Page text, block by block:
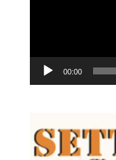
00:00